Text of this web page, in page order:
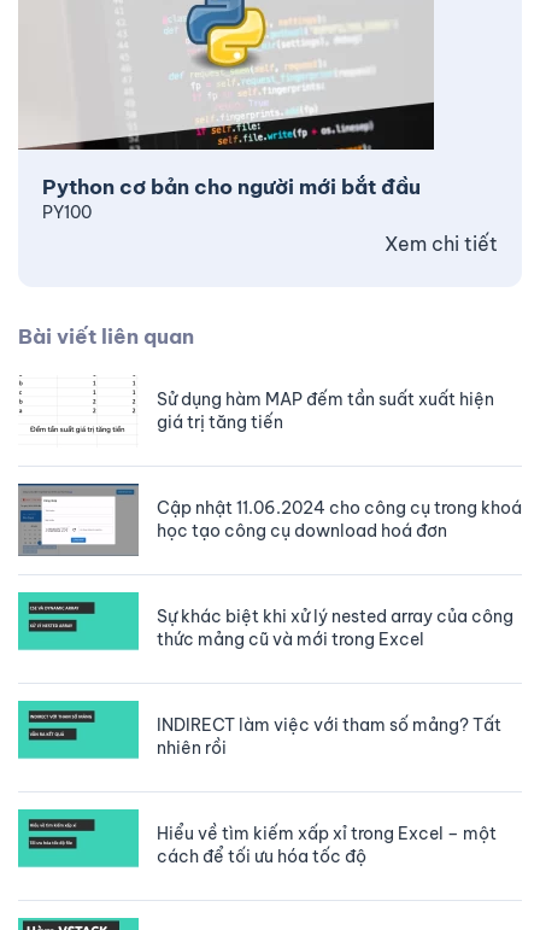
Python cơ bản cho người mới bắt đầu
PY100
Xem chi tiết
Bài viết liên quan
Sử dụng hàm MAP đếm tần suất xuất hiện
giá trị tăng tiến
Cập nhật 11.06.2024 cho công cụ trong khoá
học tạo công cụ download hoá đơn
Sự khác biệt khi xử lý nested array của công
thức mảng cũ và mới trong Excel
INDIRECT làm việc với tham số mảng? Tất
nhiên rồi
Hiểu về tìm kiếm xấp xỉ trong Excel – một
cách để tối ưu hóa tốc độ